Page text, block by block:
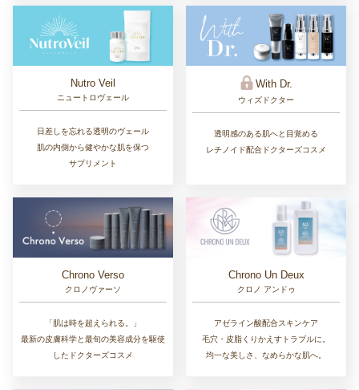
Nutro Veil
ニュートロヴェール
日差しを忘れる透明のヴェール
肌の内側から健やかな肌を保つ
サプリメント
With Dr.
ウィズドクター
透明感のある肌へと目覚める
レチノイド配合ドクターズコスメ
Chrono Verso
クロノヴァーソ
「肌は時を超えられる。」
最新の皮膚科学と最旬の美容成分を駆使
したドクターズコスメ
Chrono Un Deux
クロノ アンドゥ
アゼライン酸配合スキンケア
毛穴・皮脂くりかえすトラブルに。
均一な美しさ、なめらかな肌へ。